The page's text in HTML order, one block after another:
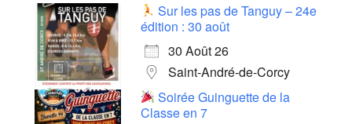
Sur les pas de Tanguy – 24e
édition : 30 août
30 Août 26
Saint-André-de-Corcy
Soirée Guinguette de la
Classe en 7